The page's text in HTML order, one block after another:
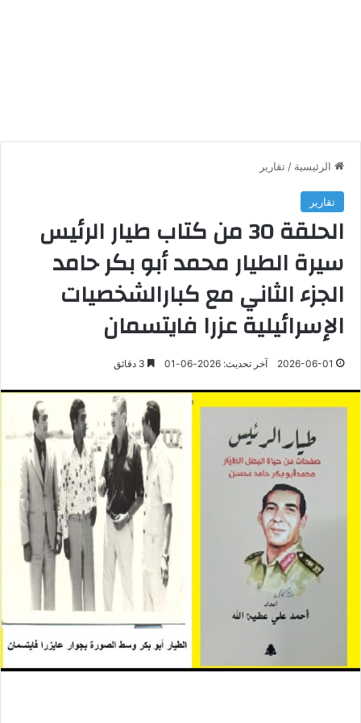
الرئيسية / تقارير
تقارير
الحلقة 30 من كتاب طيار الرئيس
سيرة الطيار محمد أبو بكر حامد
الجزء الثاني مع كبارالشخصيات
الإسرائيلية عزرا فايتسمان
2026-06-01 آخر تحديث: 2026-06-01